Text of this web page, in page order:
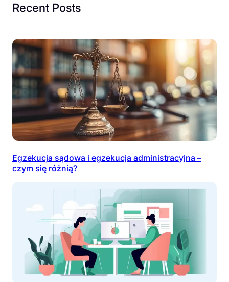
Recent Posts
Egzekucja sądowa i egzekucja administracyjna –
czym się różnią?